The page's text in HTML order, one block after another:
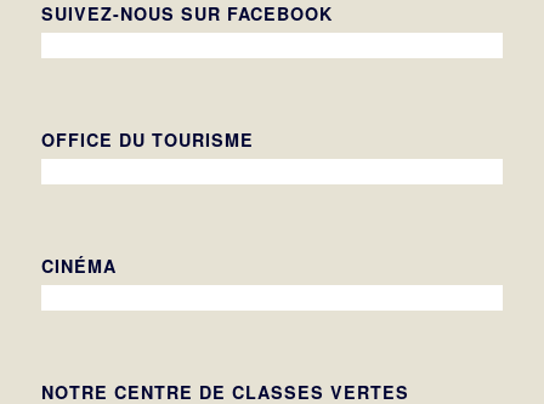
SUIVEZ-NOUS SUR FACEBOOK
OFFICE DU TOURISME
CINÉMA
NOTRE CENTRE DE CLASSES VERTES